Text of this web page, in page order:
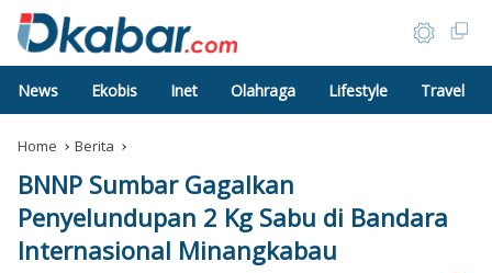
News Ekobis Inet Olahraga Lifestyle Travel
Home Berita
BNNP Sumbar Gagalkan
Penyelundupan 2 Kg Sabu di Bandara
Internasional Minangkabau